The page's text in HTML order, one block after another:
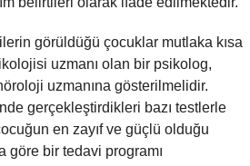
görüldüğü çocuklar mutlaka kısa
uzmanı olan bir psikolog,
uzmanına gösterilmelidir.
gerçekleştirdikleri bazı testlerle
en zayıf ve güçlü olduğu
göre bir tedavi programı